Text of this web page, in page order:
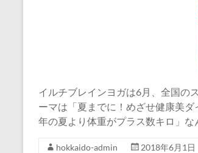
イルチブレインヨガは6月、全国の
ーマは「夏までに！めざせ健康美
年の夏より体重がプラス数キロ」な
hokkaido-admin 2018年6月1日